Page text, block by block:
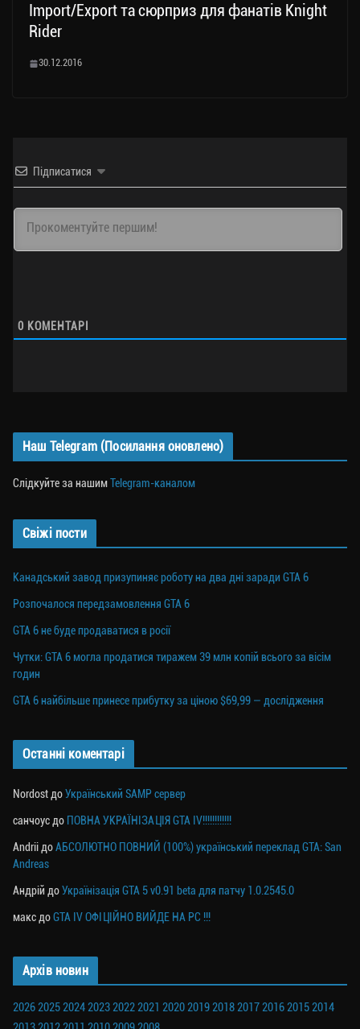
Import/Export та сюрприз для фанатів Knight
Rider
30.12.2016
Підписатися
0 КОМЕНТАРІ
Наш Telegram (Посилання оновлено)
Слідкуйте за нашимTelegram-каналом
Свіжі пости
Канадський завод призупиняє роботу на два дні заради GTA 6
Розпочалося передзамовлення GTA 6
GTA 6 не буде продаватися в росії
Чутки: GTA 6 могла продатися тиражем 39 млн копій всього за вісім
годин
GTA 6 найбільше принесе прибутку за ціною $69,99 — дослідження
Останні коментарі
NordostдоУкраїнський SAMP сервер
санчоусдо ПОВНА УКРАЇНІЗАЦІЯ GTA IV!!!!!!!!!!!!
AndriiдоАБСОЛЮТНО ПОВНИЙ (100%) український переклад GTA: San
Andreas
Андрій доУкраїнізація GTA 5 v0.91 beta для патчу 1.0.2545.0
максдоGTA IV ОФІЦІЙНО ВИЙДЕ НА PC !!!
Архів новин
202620252024202320222021 2020201920182017201620152014